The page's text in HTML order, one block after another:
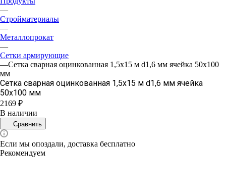
—
Стройматериалы
—
Металлопрокат
—
Сетки армирующие
—Сетка сварная оцинкованная 1,5х15 м d1,6 мм ячейка 50х100
мм
Сетка сварная оцинкованная 1,5х15 м d1,6 мм ячейка
50х100 мм
2169 ₽
В наличии
Сравнить
Если мы опоздали, доставка бесплатно
Рекомендуем